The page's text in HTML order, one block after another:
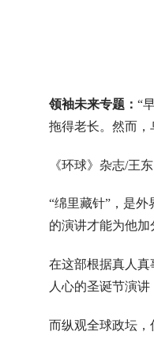
领袖未来专题： “
拖得老长。然而，
《环球》杂志/王东
“绵里藏针”，是
的演讲才能为他加
在这部根据真人
人心的圣诞节演
而纵观全球政坛，